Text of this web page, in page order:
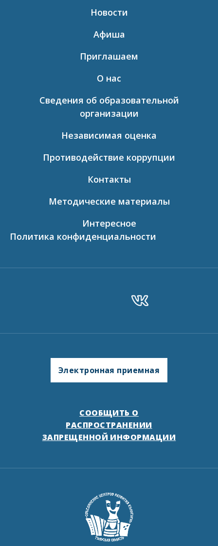
Новости
Афиша
Приглашаем
О нас
Сведения об образовательной
организации
Независимая оценка
Противодействие коррупции
Контакты
Методические материалы
Интересное
Политика конфиденциальности
СООБЩИТЬ О
РАСПРОСТРАНЕНИИ
ЗАПРЕЩЕННОЙ ИНФОРМАЦИИ
Электронная приемная